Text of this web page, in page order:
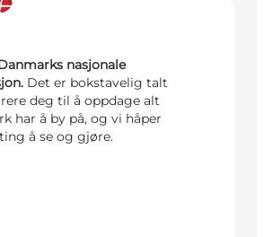
nasjonale
Det er bokstavelig talt
deg til å oppdage alt
har å by på, og vi håper
å se og gjøre.